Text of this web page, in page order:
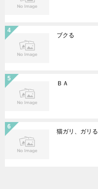
ブクる
ＢＡ
猫ガリ、ガリる